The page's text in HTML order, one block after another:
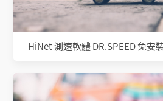
HiNet 測速軟體 DR.SPEED 免安